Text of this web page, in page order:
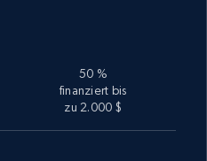
50 %
finanziert bis
zu 2.000 $